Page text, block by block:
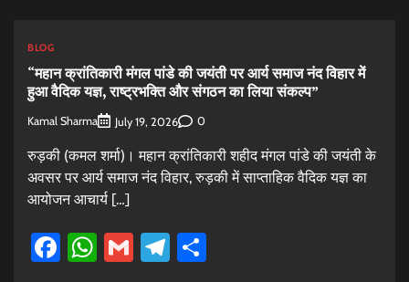
BLOG
“महान क्रांतिकारी मंगल पांडे की जयंती पर आर्य समाज नंद विहार में
हुआ वैदिक यज्ञ, राष्ट्रभक्ति और संगठन का लिया संकल्प”
Kamal Sharma July 19, 2026 0
रुड़की (कमल शर्मा)। महान क्रांतिकारी शहीद मंगल पांडे की जयंती के
अवसर पर आर्य समाज नंद विहार, रुड़की में साप्ताहिक वैदिक यज्ञ का
आयोजन आचार्य […]
Facebook
WhatsApp
GmailTelegram